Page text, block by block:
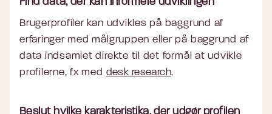
Brugerprofiler kan udvikles på baggrund af
erfaringer med målgruppen eller på baggrund af
data indsamlet direkte til det formål at udvikle
profilerne, fx med desk research.